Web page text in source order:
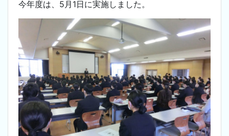
今年度は、5月1日に実施しました。